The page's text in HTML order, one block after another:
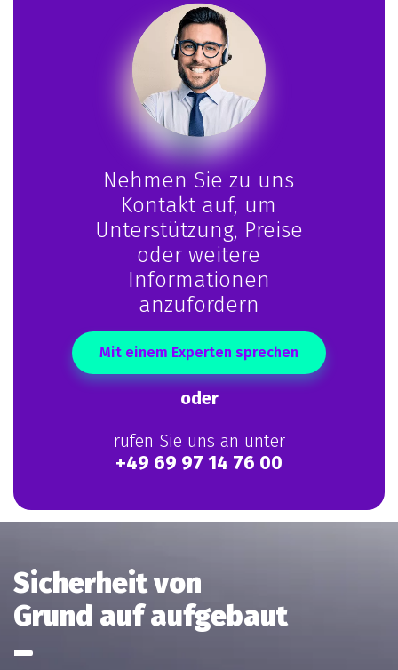
Nehmen Sie zu uns
Kontakt auf, um
Unterstützung, Preise
oder weitere
Informationen
anzufordern
Mit einem Experten sprechen
oder
rufen Sie uns an unter
+49 69 97 14 76 00
Sicherheit von
Grund auf aufgebaut